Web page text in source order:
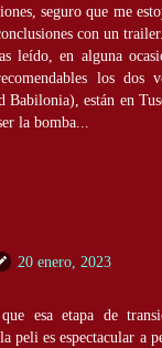
seguro que me
con un trailer.
leído, en alguna
los dos
están en
la bomba...
20 enero, 2023
esa etapa de
peli es espectacular a